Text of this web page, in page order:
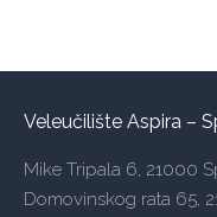
Veleučilište Aspira –
Mike Tripala 6, 21000
Domovinskog rata 65,